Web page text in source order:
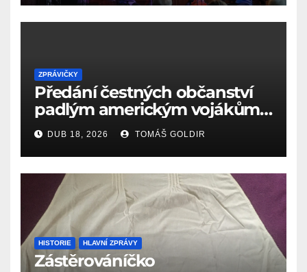
ZPRÁVIČKY
Předání čestných občanství
padlým americkým vojákům
k 81. výročí osvobození Aše
(18.4.1945)
DUB 18, 2026 TOMÁŠ GOLDIR
HISTORIE HLAVNÍ ZPRÁVY
Zástěrováníčko